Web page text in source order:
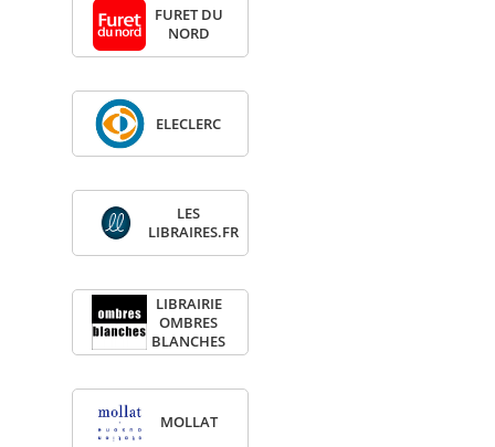
FURET DU
NORD
ELE­CLERC
LES
LIBRAIRES.FR
LIBRAI­RIE
OMBRES
BLANCHES
MOL­LAT